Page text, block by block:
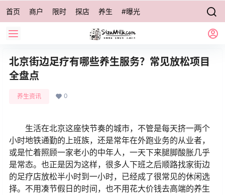
首页 商户 限时 探店 养生 #曝光
北京街边足疗有哪些养生服务？常见放松项目
全盘点
养生资讯 0
生活在北京这座快节奏的城市，不管是每天挤一两个
小时地铁通勤的上班族，还是常年在外跑业务的从业者，
或是忙着照顾一家老小的中年人，一天下来腿脚酸胀几乎
是常态。也正是因为这样，很多人下班之后顺路找家街边
的足疗店放松半小时到一小时，已经成了很常见的休闲选
择。不用凑节假日的时间，也不用花大价钱去高端的养生